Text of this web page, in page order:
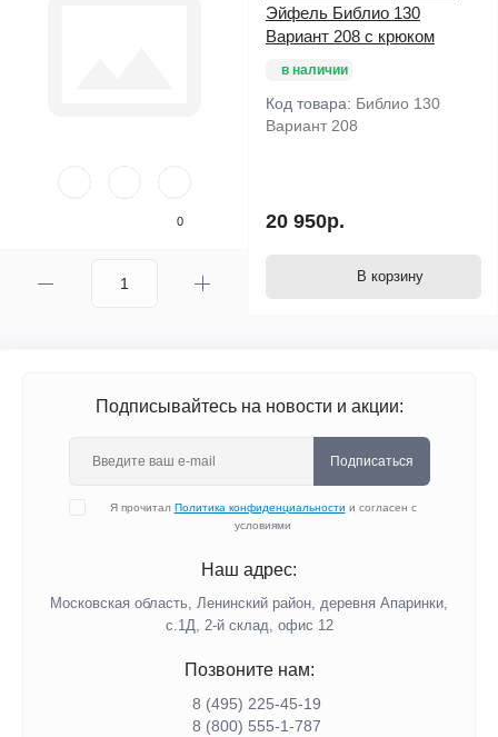
0
Эйфель Библио 130
Вариант 208 с крюком
в наличии
Код товара: Библио 130
Вариант 208
20 950р.
В корзину
Подписывайтесь на новости и акции:
Подписаться
Я прочитал Политика конфиденциальности и согласен с
условиями
Наш адрес:
Московская область, Ленинский район, деревня Апаринки,
с.1Д, 2-й склад, офис 12
Позвоните нам:
8 (495) 225-45-19
8 (800) 555-1-787